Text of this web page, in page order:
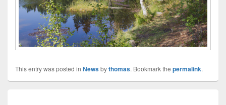
This entry was posted in Newsbythomas. Bookmark the permalink.